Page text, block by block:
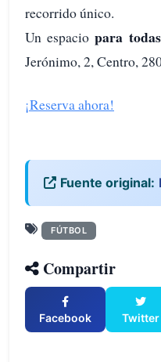
recorrido único.
Un espaciopara
Jerónimo, 2, Centro,
¡Reserva ahora!
Fuente original:
FÚTBOL
Compartir
Facebook Twitter